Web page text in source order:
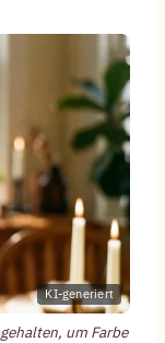
KI-generiert
um Farbe